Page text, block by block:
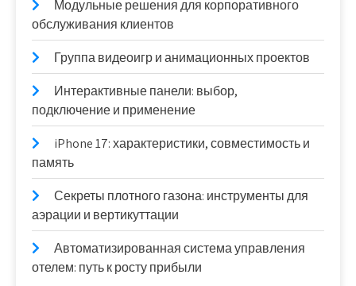
Модульные решения для корпоративного
обслуживания клиентов
Группа видеоигр и анимационных проектов
Интерактивные панели: выбор,
подключение и применение
iPhone 17: характеристики, совместимость и
память
Секреты плотного газона: инструменты для
аэрации и вертикуттации
Автоматизированная система управления
отелем: путь к росту прибыли